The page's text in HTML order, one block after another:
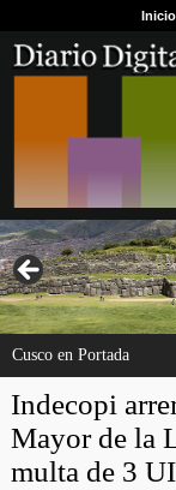
Inicio
Cusco en Portada
Indecopi
Mayor de la
multa de 3